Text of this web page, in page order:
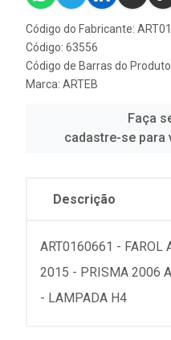
Código do Fabricante:
Código: 63556
Código de Barras do
Marca: ARTEB
Faça
cadastre-se para
Descrição
ART0160661 - FAROL
2015 - PRISMA 2006
- LAMPADA H4